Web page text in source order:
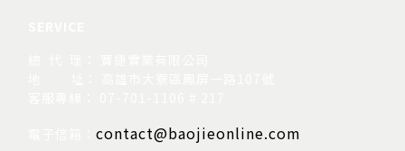
contact@baojieonline.com